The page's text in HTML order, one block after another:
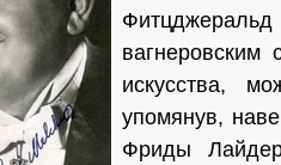
Фитцджеральд
вагнеровским
искусства,
упомянув,
Фриды